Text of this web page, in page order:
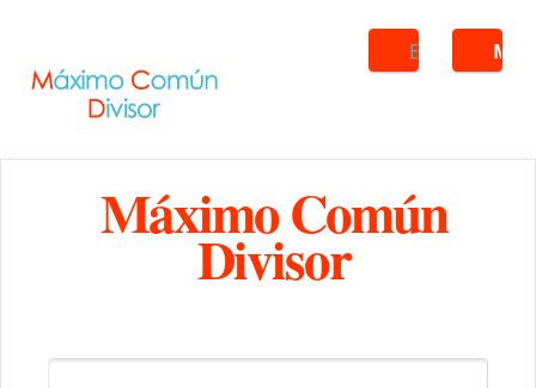
Buscar
Máximo Común
Divisor